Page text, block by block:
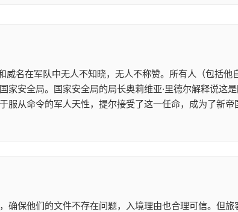
名在军队中无人不知晓，无人不称赞。所有人（包括他
安全局。国家安全局的局长奥莉维亚·里德尔解释说这
从命令的军人天性，提尔接受了这一任命，成为了新
保他们的文件不存在问题，入境理由也合理可信。但旅